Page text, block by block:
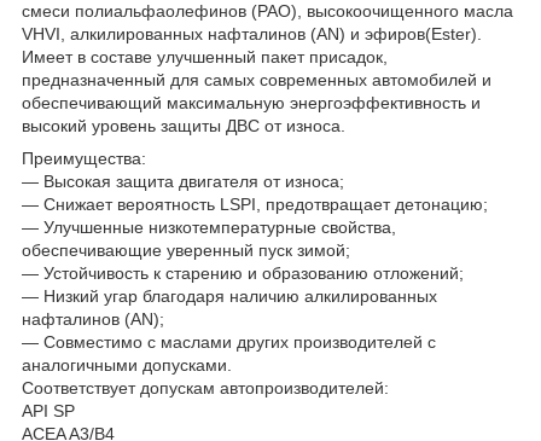
смеси полиальфаолефинов (PAO), высокоочищенного масла
VHVI, алкилированных нафталинов (AN) и эфиров(Ester).
Имеет в составе улучшенный пакет присадок,
предназначенный для самых современных автомобилей и
обеспечивающий максимальную энергоэффективность и
высокий уровень защиты ДВС от износа.
Преимущества:
— Высокая защита двигателя от износа;
— Снижает вероятность LSPI, предотвращает детонацию;
— Улучшенные низкотемпературные свойства,
обеспечивающие уверенный пуск зимой;
— Устойчивость к старению и образованию отложений;
— Низкий угар благодаря наличию алкилированных
нафталинов (AN);
— Совместимо с маслами других производителей с
аналогичными допусками.
Соответствует допускам автопроизводителей:
API SP
ACEA A3/B4